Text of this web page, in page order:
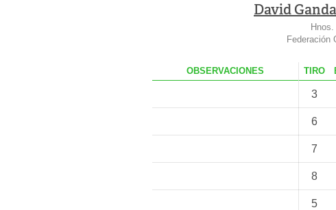
David
Federación
OBS ERVACIONES TIRO
3
6
7
8
5